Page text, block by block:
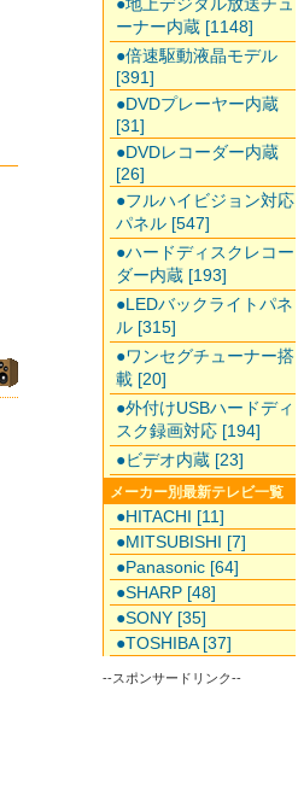
ーナー内蔵 [1148]
●倍速駆動液晶モデル
[391]
●DVDプレーヤー内蔵
[31]
●DVDレコーダー内蔵
[26]
●フルハイビジョン対応
パネル [547]
●ハードディスクレコー
ダー内蔵 [193]
●LEDバックライトパネ
ル [315]
●ワンセグチューナー搭
載 [20]
●外付けUSBハードディ
スク録画対応 [194]
●ビデオ内蔵 [23]
メーカー別最新テレビ一覧
●HITACHI [11]
●MITSUBISHI [7]
●Panasonic [64]
●SHARP [48]
●SONY [35]
●TOSHIBA [37]
--スポンサードリンク--